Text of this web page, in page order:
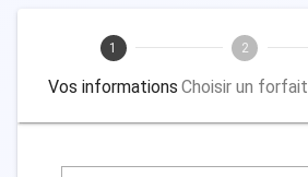
1
Vos informations
2
Choisir un forfait